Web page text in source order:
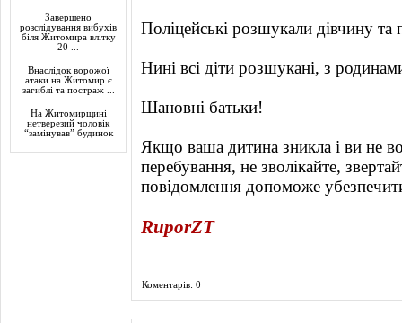
Завершено
розслідування вибухів
біля Житомира влітку
20 ...
Внаслідок ворожої
атаки на Житомир є
загиблі та постраж ...
На Житомирщині
нетверезий чоловік
“замінував” будинок
Поліцейські розшукали дівчину
Нині всі діти розшукані, з
Шановні батьки!
Якщо ваша дитина зникла і ви не
перебування, не зволікайте,
повідомлення допоможе
RuporZT
Коментарів: 0